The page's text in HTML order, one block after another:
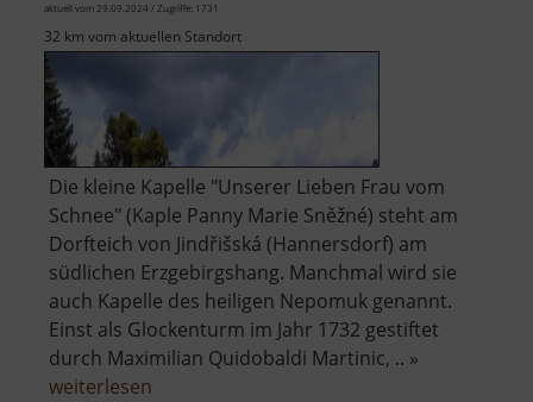
aktuell vom 29.09.2024 / Zugriffe: 1731
32 km vom aktuellen Standort
Die kleine Kapelle "Unserer Lieben Frau vom
Schnee" (Kaple Panny Marie Sněžné) steht am
Dorfteich von Jindřišská (Hannersdorf) am
südlichen Erzgebirgshang. Manchmal wird sie
auch Kapelle des heiligen Nepomuk genannt.
Einst als Glockenturm im Jahr 1732 gestiftet
durch Maximilian Quidobaldi Martinic, .. »
weiterlesen